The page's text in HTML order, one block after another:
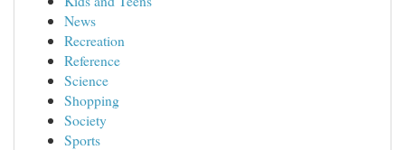
News
Recreation
Reference
Science
Shopping
Society
Sports